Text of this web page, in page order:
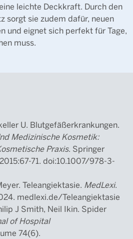
leichte Deckkraft. Durch den
sorgt sie zudem dafür, neuen
und eignet sich perfekt für Tage,
muss.
U. Blutgefäßerkrankungen.
Medizinische Kosmetik:
Praxis. Springer
71. doi:10.1007/978-3-
Teleangiektasie. MedLexi.
medlexi.de/Teleangiektasie
J Smith, Neil Ikin. Spider
of Hospital
74(6).